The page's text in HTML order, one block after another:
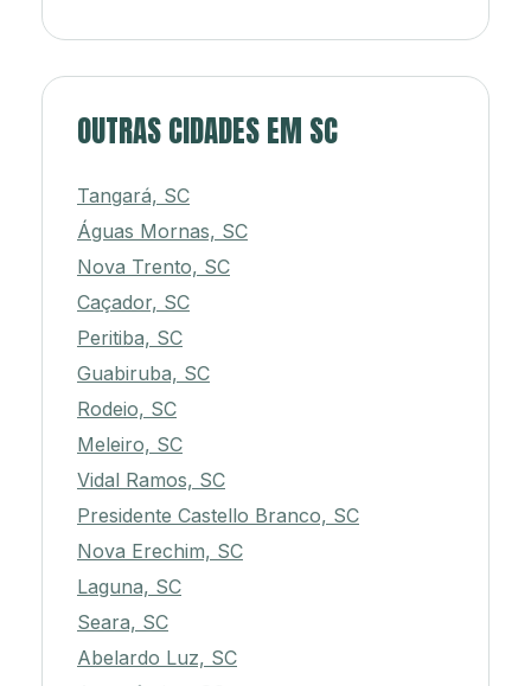
OUTRAS CIDADES EM SC
Tangará, SC
Águas Mornas, SC
Nova Trento, SC
Caçador, SC
Peritiba, SC
Guabiruba, SC
Rodeio, SC
Meleiro, SC
Vidal Ramos, SC
Presidente Castello Branco, SC
Nova Erechim, SC
Laguna, SC
Seara, SC
Abelardo Luz, SC